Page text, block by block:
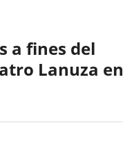
a fines del
Lanuza en